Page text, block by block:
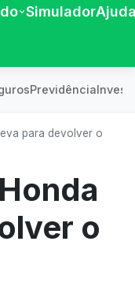
Simulador
Previdência
para devolver o
o